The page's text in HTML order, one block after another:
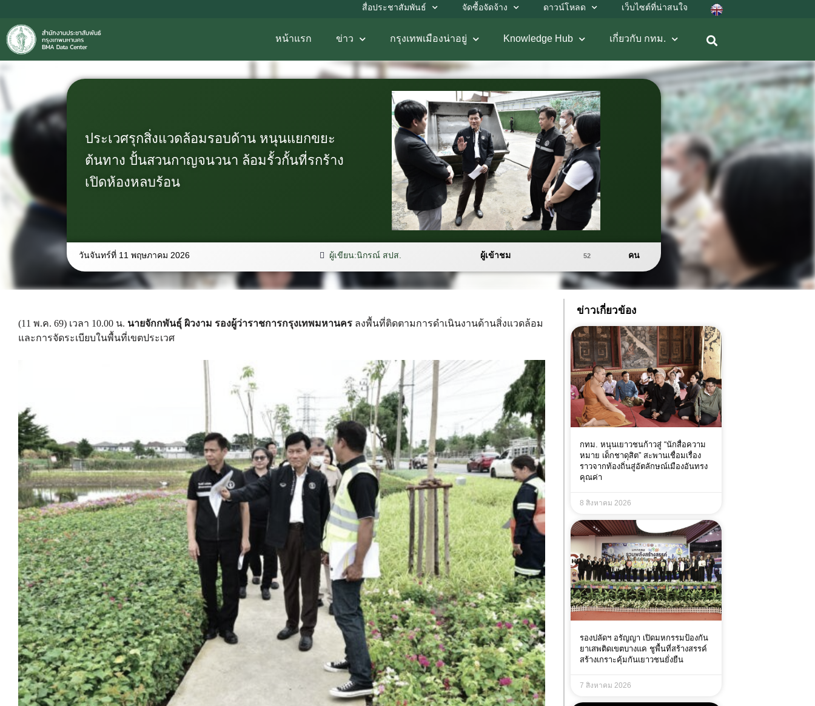
สื่อประชาสัมพันธ์ จัดซื้อจัดจ้าง ดาวน์โหลด เว็บไซต์ที่น่าสนใจ
หน้าแรก ข่าว กรุงเทพเมืองน่าอยู่ Knowledge Hub เกี่ยวกับ กทม.
ประเวศรุกสิ่งแวดล้อมรอบด้าน หนุนแยกขยะ
ต้นทาง ปั้นสวนกาญจนวนา ล้อมรั้วกั้นที่รกร้าง
เปิดห้องหลบร้อน
วันจันทร์ที่ 11 พฤษภาคม 2026 ผู้เขียน:นิกรณ์ สปส. ผู้เข้าชม 52 คน
(11 พ.ค. 69) เวลา 10.00 น. นายจักกพันธุ์ ผิวงาม รองผู้ว่าราชการกรุงเทพมหานคร ลงพื้นที่ติดตามการดำเนินงานด้านสิ่งแวดล้อม
และการจัดระเบียบในพื้นที่เขตประเวศ
ข่าวเกี่ยวข้อง
กทม. หนุนเยาวชนก้าวสู่ “นักสื่อความ
หมาย เด็กชาดุสิต” สะพานเชื่อมเรื่อง
ราวจากท้องถิ่นสู่อัตลักษณ์เมืองอันทรง
คุณค่า
8 สิงหาคม 2026
รองปลัดฯ อรัญญา เปิดมหกรรมป้องกัน
ยาเสพติดเขตบางแค ชูพื้นที่สร้างสรรค์
สร้างเกราะคุ้มกันเยาวชนยั่งยืน
7 สิงหาคม 2026